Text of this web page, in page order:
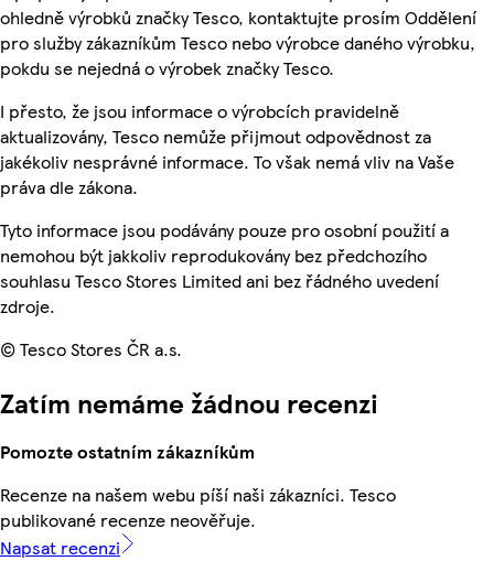
ohledně výrobků značky Tesco, kontaktujte prosím Oddělení
pro služby zákazníkům Tesco nebo výrobce daného výrobku,
pokdu se nejedná o výrobek značky Tesco.
I přesto, že jsou informace o výrobcích pravidelně
aktualizovány, Tesco nemůže přijmout odpovědnost za
jakékoliv nesprávné informace. To však nemá vliv na Vaše
práva dle zákona.
Tyto informace jsou podávány pouze pro osobní použití a
nemohou být jakkoliv reprodukovány bez předchozího
souhlasu Tesco Stores Limited ani bez řádného uvedení
zdroje.
© Tesco Stores ČR a.s.
Zatím nemáme žádnou recenzi
Pomozte ostatním zákazníkům
Recenze na našem webu píší naši zákazníci. Tesco
publikované recenze neověřuje.
Napsat recenzi